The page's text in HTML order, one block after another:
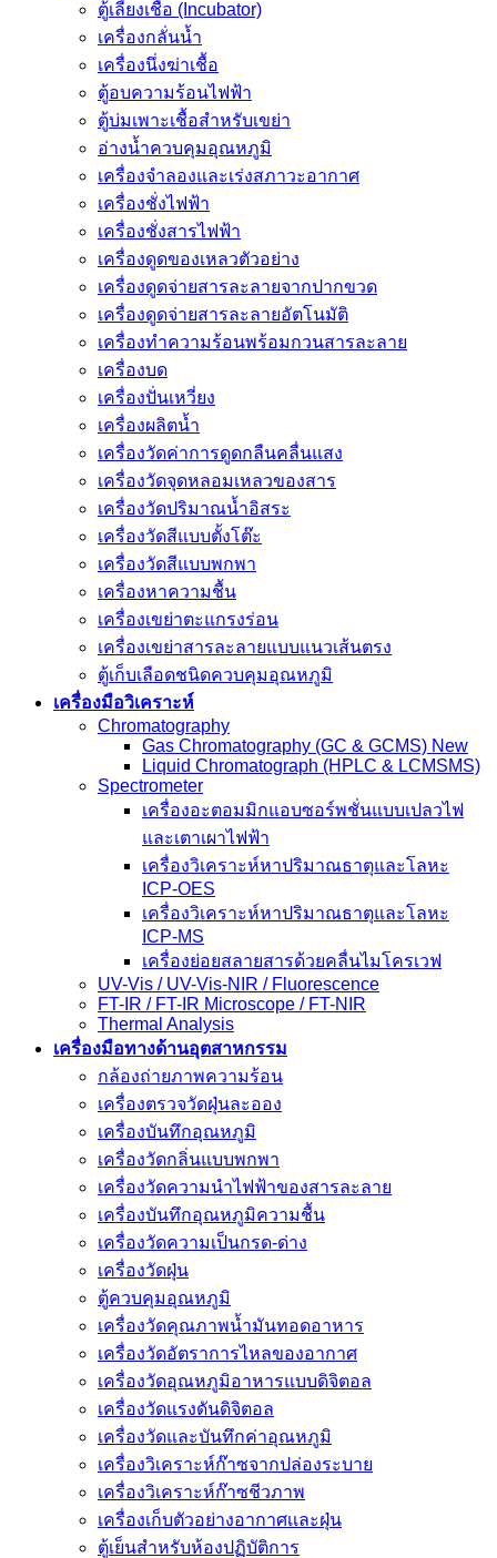
ตู้เลี้ยงเชื้อ (Incubator)
เครื่องกลั่นน้ำ
เครื่องนึ่งฆ่าเชื้อ
ตู้อบความร้อนไฟฟ้า
ตู้บ่มเพาะเชื้อสำหรับเขย่า
อ่างน้ำควบคุมอุณหภูมิ
เครื่องจำลองและเร่งสภาวะอากาศ
เครื่องชั่งไฟฟ้า
เครื่องชั่งสารไฟฟ้า
เครื่องดูดของเหลวตัวอย่าง
เครื่องดูดจ่ายสารละลายจากปากขวด
เครื่องดูดจ่ายสารละลายอัตโนมัติ
เครื่องทำความร้อนพร้อมกวนสารละลาย
เครื่องบด
เครื่องปั่นเหวี่ยง
เครื่องผลิตน้ำ
เครื่องวัดค่าการดูดกลืนคลื่นแสง
เครื่องวัดจุดหลอมเหลวของสาร
เครื่องวัดปริมาณน้ำอิสระ
เครื่องวัดสีแบบตั้งโต๊ะ
เครื่องวัดสีแบบพกพา
เครื่องหาความชื้น
เครื่องเขย่าตะแกรงร่อน
เครื่องเขย่าสารละลายแบบแนวเส้นตรง
ตู้เก็บเลือดชนิดควบคุมอุณหภูมิ
เครื่องมือวิเคราะห์
Chromatography
Gas Chromatography (GC & GCMS) New
Liquid Chromatograph (HPLC & LCMSMS)
Spectrometer
เครื่องอะตอมมิกแอบซอร์พชั่นแบบเปลวไฟ
และเตาเผาไฟฟ้า
เครื่องวิเคราะห์หาปริมาณธาตุและโลหะ
ICP-OES
เครื่องวิเคราะห์หาปริมาณธาตุและโลหะ
ICP-MS
เครื่องย่อยสลายสารด้วยคลื่นไมโครเวฟ
UV-Vis / UV-Vis-NIR / Fluorescence
FT-IR / FT-IR Microscope / FT-NIR
Thermal Analysis
เครื่องมือทางด้านอุตสาหกรรม
กล้องถ่ายภาพความร้อน
เครื่องตรวจวัดฝุ่นละออง
เครื่องบันทึกอุณหภูมิ
เครื่องวัดกลิ่นแบบพกพา
เครื่องวัดความนําไฟฟ้าของสารละลาย
เครื่องบันทึกอุณหภูมิความชื้น
เครื่องวัดความเป็นกรด-ด่าง
เครื่องวัดฝุ่น
ตู้ควบคุมอุณหภูมิ
เครื่องวัดคุณภาพน้ำมันทอดอาหาร
เครื่องวัดอัตราการไหลของอากาศ
เครื่องวัดอุณหภูมิอาหารแบบดิจิตอล
เครื่องวัดแรงดันดิจิตอล
เครื่องวัดและบันทึกค่าอุณหภูมิ
เครื่องวิเคราะห์ก๊าซจากปล่องระบาย
เครื่องวิเคราะห์ก๊าซชีวภาพ
เครื่องเก็บตัวอย่างอากาศเเละฝุ่น
ตู้เย็นสำหรับห้องปฏิบัติการ